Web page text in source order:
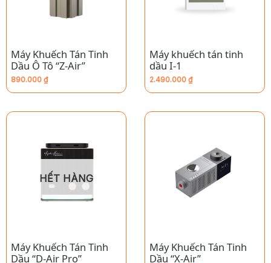
Máy Khuếch Tán Tinh
Dầu Ô Tô “Z-Air”
890.000 ₫
Máy khuếch tán tinh
dầu I-1
2.490.000 ₫
HẾT HÀNG
Máy Khuếch Tán Tinh
Dầu “D-Air Pro”
Máy Khuếch Tán Tinh
Dầu “X-Air”